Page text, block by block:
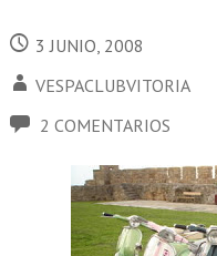
3 JUNIO, 2008
VESPACLUBVITORIA
2 COMENTARIOS